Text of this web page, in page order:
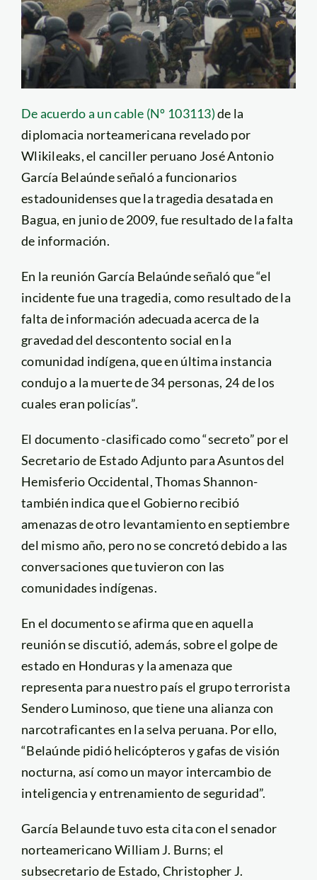
De acuerdo a un cable (Nº 103113)de la
diplomacia norteamericana revelado por
Wlikileaks, el canciller peruano José Antonio
García Belaúnde señaló a funcionarios
estadounidenses que la tragedia desatada en
Bagua, en junio de 2009, fue resultado de la falta
de información.
En la reunión García Belaúnde señaló que “el
incidente fue una tragedia, como resultado de la
falta de información adecuada acerca de la
gravedad del descontento social en la
comunidad indígena, que en última instancia
condujo a la muerte de 34 personas, 24 de los
cuales eran policías”.
El documento -clasificado como “secreto” por el
Secretario de Estado Adjunto para Asuntos del
Hemisferio Occidental, Thomas Shannon-
también indica que el Gobierno recibió
amenazas de otro levantamiento en septiembre
del mismo año, pero no se concretó debido a las
conversaciones que tuvieron con las
comunidades indígenas.
En el documento se afirma que en aquella
reunión se discutió, además, sobre el golpe de
estado en Honduras y la amenaza que
representa para nuestro país el grupo terrorista
Sendero Luminoso, que tiene una alianza con
narcotraficantes en la selva peruana. Por ello,
“Belaúnde pidió helicópteros y gafas de visión
nocturna, así como un mayor intercambio de
inteligencia y entrenamiento de seguridad”.
García Belaunde tuvo esta cita con el senador
norteamericano William J. Burns; el
subsecretario de Estado, Christopher J.